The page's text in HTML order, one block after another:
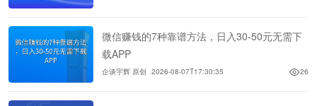
微信赚钱的7种靠谱方法，日入30-50元无需下
载APP
企谈宇辉 原创 2026-08-07T17:30:35 26